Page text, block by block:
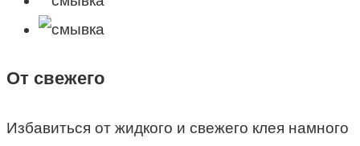
От свежего
Избавиться от жидкого и свежего клея намного